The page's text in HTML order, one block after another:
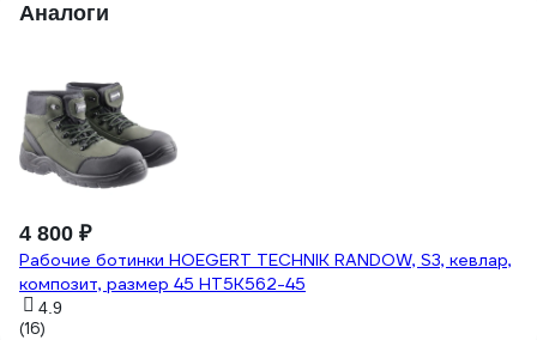
Аналоги
4 800 ₽
Рабочие ботинки HOEGERT TECHNIK RANDOW, S3, кевлар,
композит, размер 45 HT5K562-45
4.9
(16)